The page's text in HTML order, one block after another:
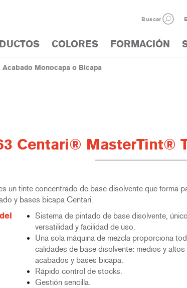
Buscar
COLORES FORMACIÓN
Acabado Monocapa o Bicapa
Centari® MasterTint®
un tinte concentrado de base disolvente que forma
y bases bicapa Centari.
Sistema de pintado de base disolvente,
versatilidad y facilidad de uso.
Una sola máquina de mezcla proporciona
calidades de base disolvente: medios y
acabados y bases bicapa.
Rápido control de stocks.
Gestión sencilla.